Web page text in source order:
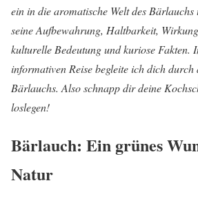
ein in die aromatische Welt des
seine Aufbewahrung, Haltbarkeit,
kulturelle Bedeutung und kuriose Fakten.
informativen Reise begleite ich dich durch
Bärlauchs. Also schnapp dir deine
loslegen!
Bärlauch: Ein grünes
Natur